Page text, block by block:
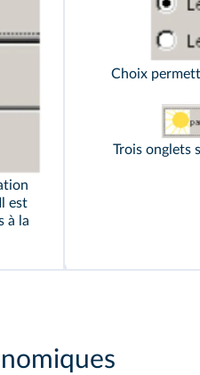
est
à la
Choix
Trois onglets